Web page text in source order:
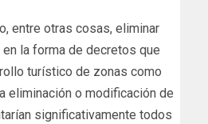
entre otras cosas, eliminar
la forma de decretos que
turístico de zonas como
eliminación o modificación de
significativamente todos